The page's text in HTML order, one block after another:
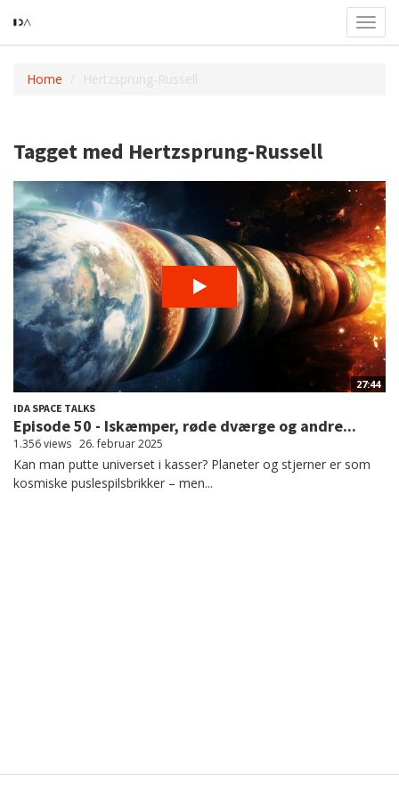
Home Hertzsprung-Russell
Tagget med Hertzsprung-Russell
27:44
IDA SPACE TALKS
Episode 50 - Iskæmper, røde dværge og andre...
1.356 views 26. februar 2025
Kan man putte universet i kasser? Planeter og stjerner er som
kosmiske puslespilsbrikker – men...